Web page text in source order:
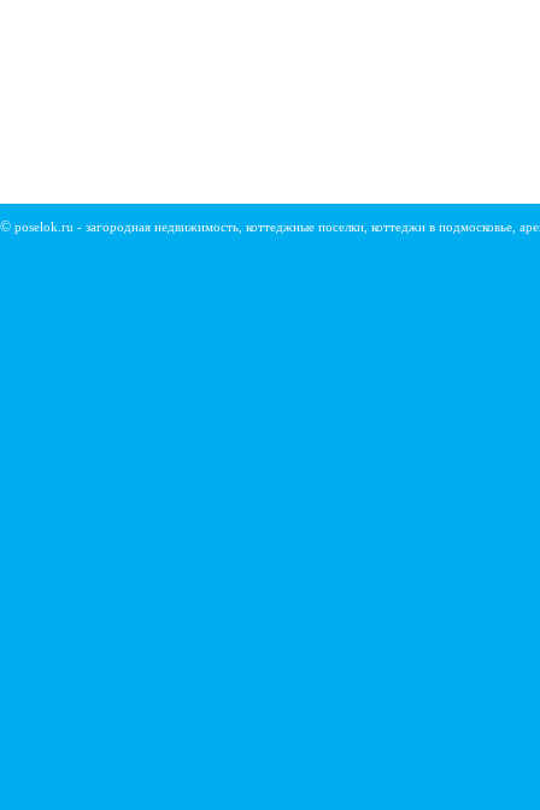
© poselok.ru - загородная недвижимость, коттеджные поселки, коттеджи в подмосковье,